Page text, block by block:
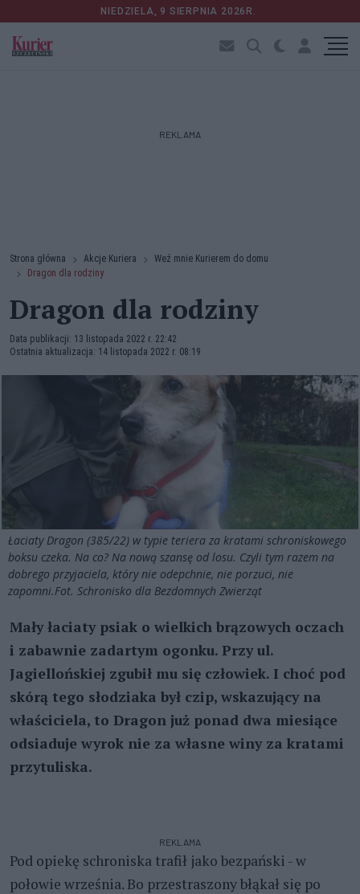
NIEDZIELA, 9 SIERPNIA 2026R.
REKLAMA
Strona główna Akcje Kuriera
Weź mnie Kurierem do domu
Dragon dla rodziny
Dragon dla rodziny
Data publikacji: 13 listopada 2022 r. 22:42
Ostatnia aktualizacja: 14 listopada 2022 r. 08:19
Łaciaty Dragon (385/22) w typie teriera za kratami schroniskowego
boksu czeka. Na co? Na nową szansę od losu. Czyli tym razem na
dobrego przyjaciela, który nie odepchnie, nie porzuci, nie
zapomni.Fot. Schronisko dla Bezdomnych Zwierząt
Mały łaciaty psiak o wielkich brązowych oczach
i zabawnie zadartym ogonku. Przy ul.
Jagiellońskiej zgubił mu się człowiek. I choć pod
skórą tego słodziaka był czip, wskazujący na
właściciela, to Dragon już ponad dwa miesiące
odsiaduje wyrok nie za własne winy za kratami
przytuliska.
REKLAMA
Pod opiekę schroniska trafił jako bezpański - w
połowie września. Bo przestraszony błąkał się po